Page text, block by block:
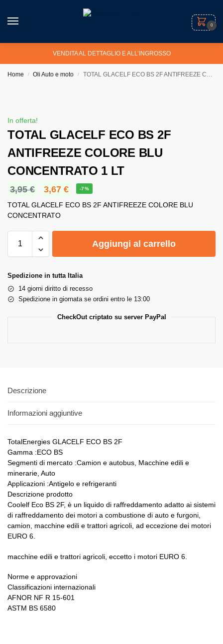
0
VENDITA AL DETTAGLIO E ALL’INGROSSO
Home / Oli Auto e moto / TOTAL GLACELF ECO BS 2F ANTIFREEZE COLORE BLU CONCENTRATO 1 LT
In offerta!
TOTAL GLACELF ECO BS 2F
ANTIFREEZE COLORE BLU
CONCENTRATO 1 LT
3,95€ 3,67 € -7%
TOTAL GLACELF ECO BS 2F ANTIFREEZE COLORE BLU
CONCENTRATO
Aggiungi al carrello
Spedizione in tutta Italia
14 giorni diritto di recesso
Spedizione in giornata se ordini entro le 13:00
CheckOut criptato su server PayPal
Descrizione
Informazioni aggiuntive
TotalEnergies GLACELF ECO BS 2F
Gamma :ECO BS
Segmenti di mercato :Camion e autobus, Macchine edili e
minerarie, Auto
Applicazioni :Antigelo e refrigeranti
Descrizione prodotto
Coolelf Eco BS 2F, è un liquido di raffreddamento adatto ai sistemi
di raffreddamento dei motori a combustione di auto e furgoni,
camion, macchine edili e trattori agricoli, ad eccezione dei motori
EURO 6.
macchine edili e trattori agricoli, eccetto i motori EURO 6.
Norme e approvazioni
Classificazioni internazionali
AFNOR NF R 15-601
ASTM BS 6580